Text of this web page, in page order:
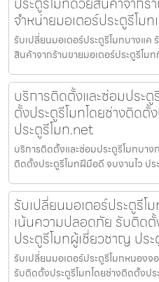
จำหน่ายมอเตอร์ประตูรีโม
รับเปลี่ยนมอเตอร์ประตูรีโมทบางแค
สินค้าจากร้านขายมอเตอร์ประตูรีโม
บริการติดตั้งและซ่อมประ
ตั้งประตูรีโมทโดยช่างติดตั้
ประตูรีโมท.net
บริการติดตั้งและซ่อมประตูรีโมทบา
ติดตั้งประตูรีโมทฝีมือดี จบงานไว ป
รับเปลี่ยนมอเตอร์ประตูรี
เน้นความปลอดภัย รับติดตั้
ประตูรีโมทผู้เชี่ยวชาญ ปร
รับเปลี่ยนมอเตอร์ประตูรีโมทหนอง
รับติดตั้งประตูรีโมทโดยช่างติดตั้งป